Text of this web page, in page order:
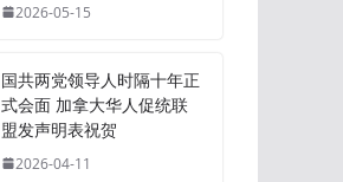
2026-05-15
国共两党领导人时隔十年正
式会面 加拿大华人促统联
盟发声明表祝贺
2026-04-11